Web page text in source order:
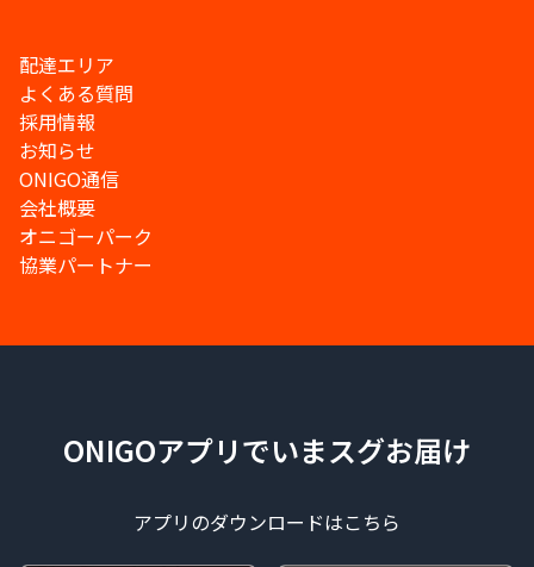
配達エリア
よくある質問
採用情報
お知らせ
ONIGO通信
会社概要
オニゴーパーク
協業パートナー
ONIGOアプリでいまスグお届け
アプリのダウンロードはこちら